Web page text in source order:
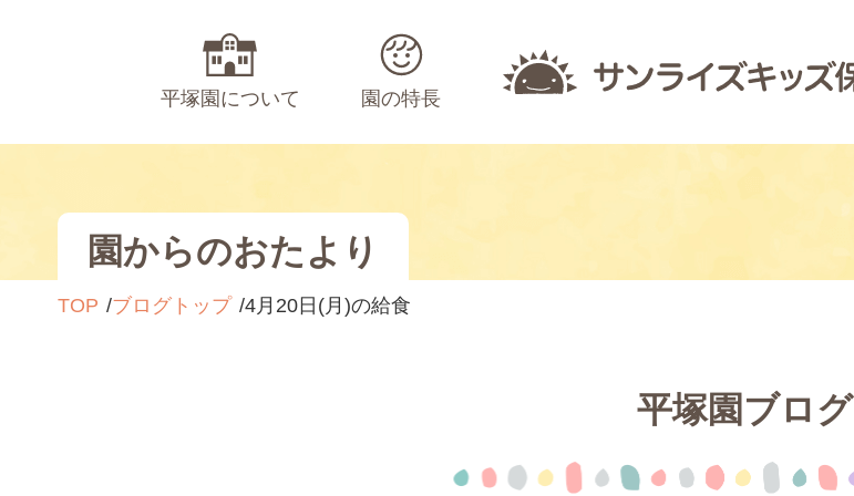
平塚園について 園の特長
園からのおたより
TOP ブログトップ 4月20日(月)の給食
平塚園ブログ